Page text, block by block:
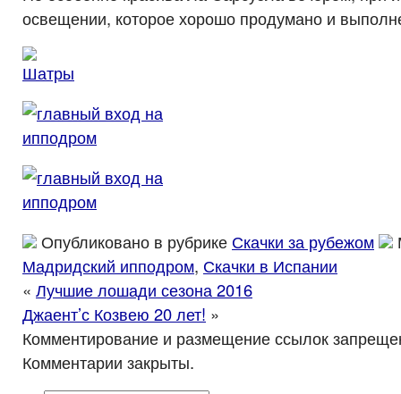
освещении, которое хорошо продумано и
Опубликовано в рубрике Скачки за рубежом
Мадридский ипподром, Скачки в Испании
« Лучшие лошади сезона 2016
Джаент’с Козвею 20 лет! »
Комментирование и размещение ссылок
Комментарии закрыты.